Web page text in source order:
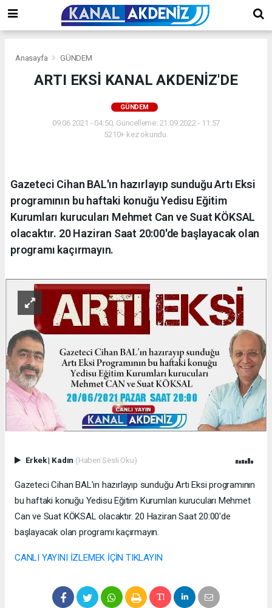
Anasayfa GÜNDEM
ARTI EKSİ KANAL AKDENİZ'DE
GÜNDEM
09.06.2021 - 04:50, Güncelleme: 21.09.2022 - 11:57
5210+ kez okundu.
Gazeteci Cihan BAL'ın hazırlayıp sunduğu Artı Eksi
programının bu haftaki konuğu Yedisu Eğitim
Kurumları kurucuları Mehmet Can ve Suat KÖKSAL
olacaktır. 20 Haziran Saat 20:00'de başlayacak olan
programı kaçırmayın.
Erkek| Kadın (Haberi Sesli Oku)
Gazeteci Cihan BAL'ın hazırlayıp sunduğu Artı Eksi programının
bu haftaki konuğu Yedisu Eğitim Kurumları kurucuları Mehmet
Can ve Suat KÖKSAL olacaktır. 20 Haziran Saat 20:00'de
başlayacak olan programı kaçırmayın.
CANLI YAYINI İZLEMEK İÇİN TIKLAYIN